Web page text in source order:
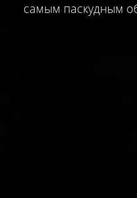
самым паскудным